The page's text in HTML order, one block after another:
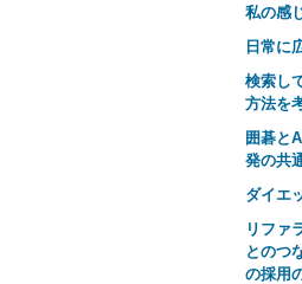
私の感
日常に
検索し
方法を
囲碁と
発の共
ダイエ
リファ
とのつ
の採用